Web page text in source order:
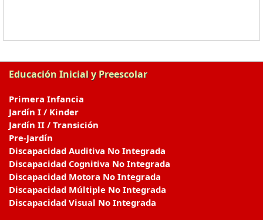
Educación Inicial y Preescolar
Primera Infancia
Jardín I / Kinder
Jardín II / Transición
Pre-Jardín
Discapacidad Auditiva No Integrada
Discapacidad Cognitiva No Integrada
Discapacidad Motora No Integrada
Discapacidad Múltiple No Integrada
Discapacidad Visual No Integrada